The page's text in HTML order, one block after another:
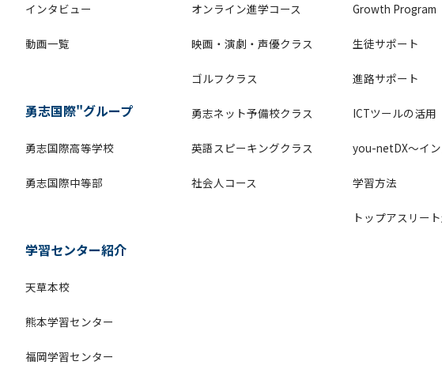
インタビュー
動画一覧
勇志国際"グループ
勇志国際高等学校
勇志国際中等部
学習センター紹介
天草本校
熊本学習センター
福岡学習センター
オンライン進学コース
映画・演劇・声優クラス
ゴルフクラス
勇志ネット予備校クラス
英語スピーキングクラス
社会人コース
Growth Program
生徒サポート
進路サポート
ICTツールの活用
you-netDX～イ
学習方法
トップアスリー